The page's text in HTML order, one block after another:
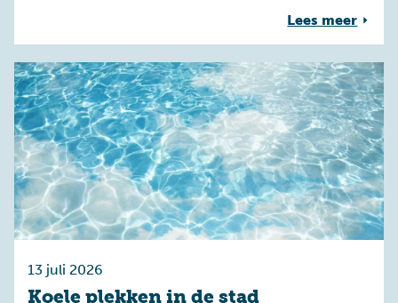
Lees meer
13 juli 2026
Koele plekken in de stad